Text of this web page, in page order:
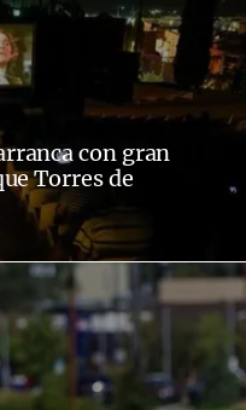
con gran
Torres de